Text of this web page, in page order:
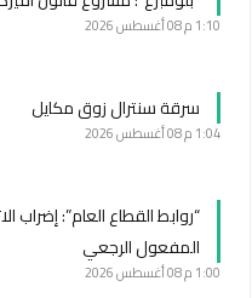
1:10 م 08 أغسطس 2026
سرقة سنترال زوق مكايل
1:04 م 08 أغسطس 2026
“روابط القطاع العام”: إضراب
المفعول الرجعي
1:00 م 08 أغسطس 2026